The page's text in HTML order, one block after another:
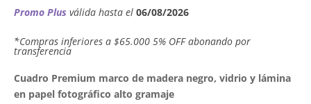
Promo Plus válida hasta el 06/08/2026
´*Compras inferiores a $65.000 5% OFF abonando por
transferencia
Cuadro Premium marco de madera negro, vidrio y lámina
en papel fotográfico alto gramaje